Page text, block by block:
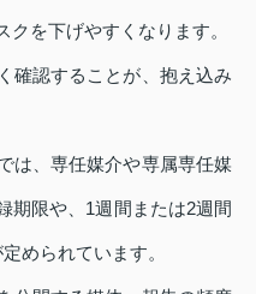
を下げやすくなります。
確認することが、抱え込み
は、専任媒介や専属専任媒
期限や、1週間または2週間
められています。